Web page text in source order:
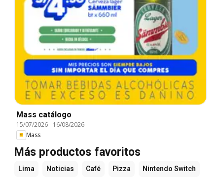
Mass catálogo
15/07/2026- 16/08/2026
Mass
Más productos favoritos
Lima Noticias Café Pizza Nintendo Switch